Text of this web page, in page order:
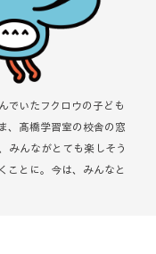
でいたフクロウの子ども
、髙橋学習室の校舎の窓
みんながとても楽しそう
ことに。今は、みんなと